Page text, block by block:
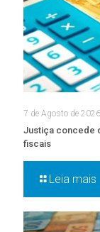
7 de Agosto de 2026
Justiça concede
fiscais
Leia mais